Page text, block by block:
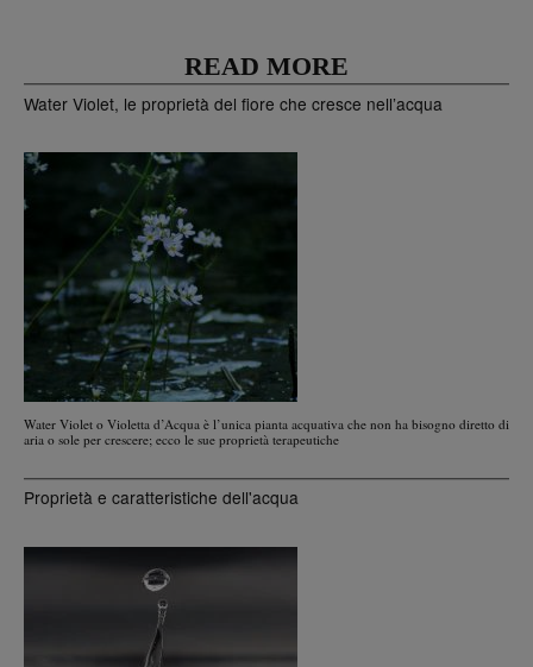
READ MORE
Water Violet, le proprietà del fiore che cresce nell’acqua
Water Violet o Violetta d’Acqua è l’unica pianta acquativa che non ha bisogno diretto di
aria o sole per crescere; ecco le sue proprietà terapeutiche
Proprietà e caratteristiche dell'acqua